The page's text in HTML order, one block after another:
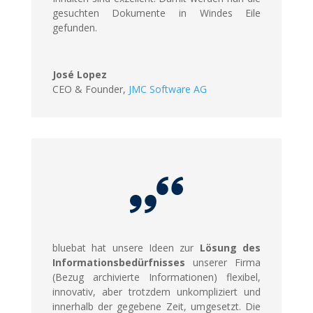
gesuchten Dokumente in Windes Eile
gefunden.
José Lopez
CEO & Founder, JMC Software AG
bluebat hat unsere Ideen zur Lösung des
Informationsbedürfnisses unserer Firma
(Bezug archivierte Informationen) flexibel,
innovativ, aber trotzdem unkompliziert und
innerhalb der gegebene Zeit, umgesetzt. Die